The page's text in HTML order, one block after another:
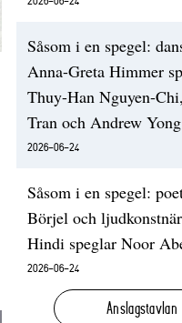
Såsom i en spegel:
Anna-Greta Himmer
Thuy-Han Nguyen-
Tran och Andrew
2026-06-24
Såsom i en spegel:
Börjel och
Hindi speglar Noor
2026-06-24
Anslagstavlan